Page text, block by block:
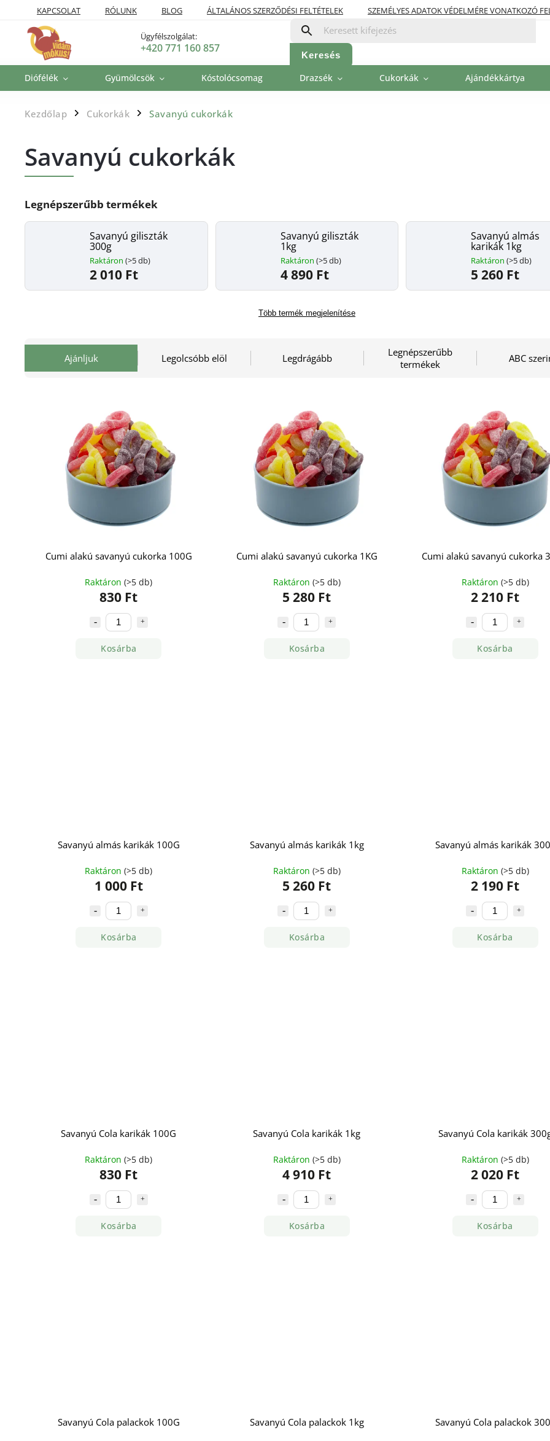
KAPCSOLAT RÓLUNK BLOG ÁLTALÁNOS SZERZŐDÉSI FELTÉTELEK
SZEMÉLYES ADATOK VÉDELMÉRE VONATKOZÓ
SZÁLLÍTÁSI POLITIKA
FIZETÉSI LEHETŐSÉGEK
Ügyfélszolgálat:
+420 771 160 857
Keresés
Diófélék Gyümölcsök Kóstolócsomag Drazsék Cukorkák Ajándékkártya
Kezdőlap / Cukorkák / Savanyú cukorkák
Savanyú cukorkák
Legnépszerűbb termékek
Savanyú giliszták
300g
Raktáron (>5 db)
2 010 Ft
Savanyú giliszták
1kg
Raktáron (>5 db)
4 890 Ft
Savanyú almás
karikák 1kg
Raktáron(>5 db)
5 260 Ft
Több termék megjelenítése
Ajánljuk Legolcsóbb elöl Legdrágább
Legnépszerűbb
termékek
ABC
Cumi alakú savanyú cukorka 100G
Raktáron(>5 db)
830 Ft
Kosárba
Cumi alakú savanyú cukorka 1KG
Raktáron (>5 db)
5 280 Ft
Kosárba
Cumi alakú savanyú cukorka
Raktáron (>5 db)
2 210 Ft
Kosárba
Savanyú almás karikák 100G
Raktáron(>5 db)
1 000 Ft
Kosárba
Savanyú almás karikák 1kg
Raktáron (>5 db)
5 260 Ft
Kosárba
Savanyú almás karikák
Raktáron (>5 db)
2 190 Ft
Kosárba
Savanyú Cola karikák 100G
Raktáron(>5 db)
830 Ft
Kosárba
Savanyú Cola karikák 1kg
Raktáron (>5 db)
4 910 Ft
Kosárba
Savanyú Cola karikák
Raktáron (>5 db)
2 020 Ft
Kosárba
Savanyú Cola palackok 100G Savanyú Cola palackok 1kg Savanyú Cola palackok